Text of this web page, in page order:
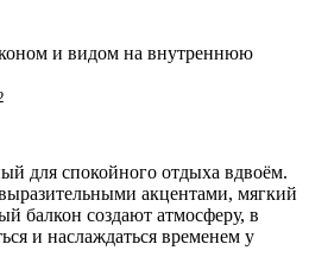
и видом на внутреннюю
для спокойного отдыха вдвоём.
акцентами, мягкий
балкон создают атмосферу, в
и наслаждаться временем у